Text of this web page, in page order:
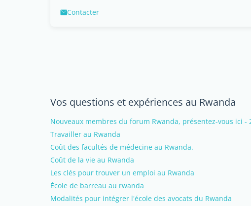
Contacter
Vos questions et expériences au Rwanda
Nouveaux membres du forum Rwanda, présentez-vous ici -
Travailler au Rwanda
Coût des facultés de médecine au Rwanda.
Coût de la vie au Rwanda
Les clés pour trouver un emploi au Rwanda
École de barreau au rwanda
Modalités pour intégrer l'école des avocats du Rwanda